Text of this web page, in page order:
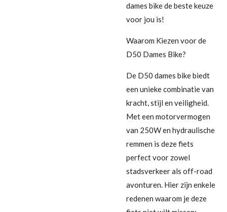
dames bike de beste keuze
voor jou is!
Waarom Kiezen voor de
D50 Dames Bike?
De D50 dames bike biedt
een unieke combinatie van
kracht, stijl en veiligheid.
Met een motorvermogen
van 250W en hydraulische
remmen is deze fiets
perfect voor zowel
stadsverkeer als off-road
avonturen. Hier zijn enkele
redenen waarom je deze